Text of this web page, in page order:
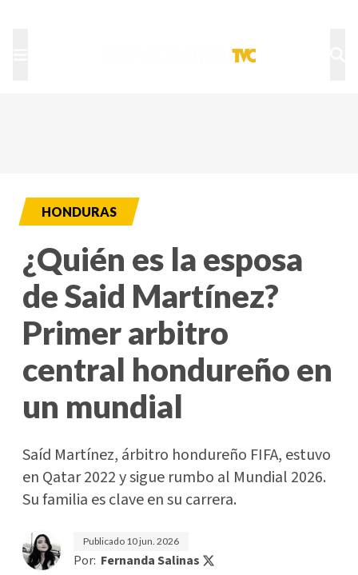
HONDURAS
¿Quién es la esposa
de Said Martínez?
Primer arbitro
central hondureño en
un mundial
Saíd Martínez, árbitro hondureño FIFA, estuvo
en Qatar 2022 y sigue rumbo al Mundial 2026.
Su familia es clave en su carrera.
Publicado 10 jun. 2026
Por: Fernanda Salinas